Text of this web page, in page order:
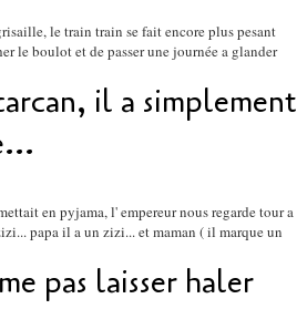
le train train se fait encore plus pesant
le boulot et de passer une journée a glander
il a simplement
en pyjama, l' empereur nous regarde tour a
papa il a un zizi... et maman ( il marque un
pas laisser haler